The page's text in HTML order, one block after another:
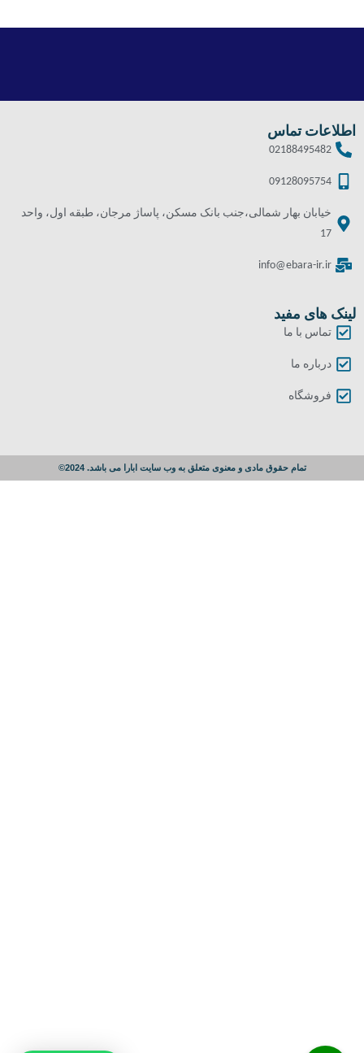
اطلاعات تماس
02188495482
09128095754
خیابان بهار شمالی،جنب بانک مسکن، پاساژ مرجان، طبقه اول، واحد
17
info@ebara-ir.ir
لینک های مفید
تماس با ما
درباره ما
فروشگاه
تمام حقوق مادی و معنوی متعلق به وب سایت ابارا می باشد. 2024©